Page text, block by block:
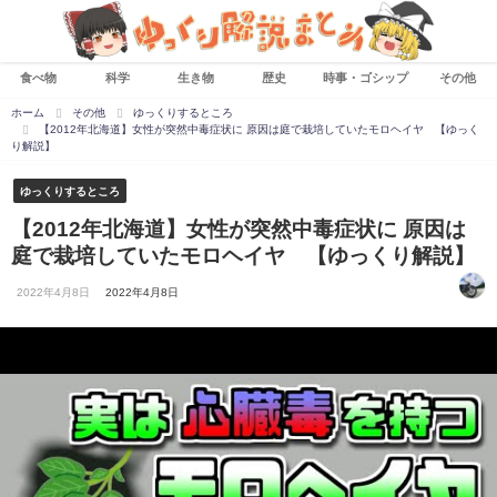
食べ物 科学 生き物 歴史 時事・ゴシップ その他
ホーム その他
ゆっくりするところ
【2012年北海道】女性が突然中毒症状に 原因は庭で栽培していたモロヘイヤ 【ゆっく
り解説】
ゆっくりするところ
【2012年北海道】女性が突然中毒症状に 原因は
庭で栽培していたモロヘイヤ 【ゆっくり解説】
2022年4月8日 2022年4月8日